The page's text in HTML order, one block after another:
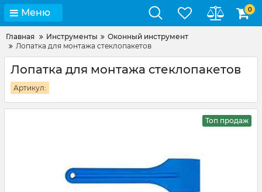
Меню 0
Главная Инструменты
Оконный инструмент
Лопатка для монтажа стеклопакетов
Лопатка для монтажа стеклопакетов
Артикул:
Топ продаж